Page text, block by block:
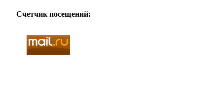
Счетчик посещений: